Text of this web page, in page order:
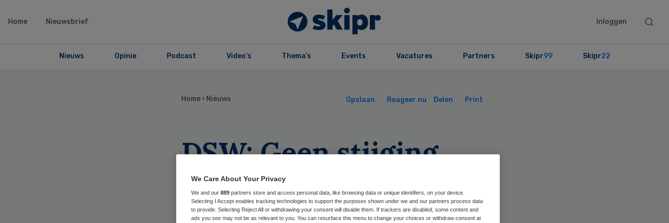
Home Nieuwsbrief Inloggen
Search
Nieuws Opinie Podcast Video’s Thema’s Events Vacatures Partners Skipr99 Skipr22
Home › Nieuws Opslaan Reageer nu Delen Print
DSW: Geen stijging
zorgpremie in 2013
We Care About Your Privacy
We and our 889 partners store and access personal data, like browsing data or unique identifiers, on your device.
Selecting I Accept enables tracking technologies to support the purposes shown under we and our partners process data
to provide. Selecting Reject All or withdrawing your consent will disable them. If trackers are disabled, some content and
ads you see may not be as relevant to you. You can resurface this menu to change your choices or withdraw consent at